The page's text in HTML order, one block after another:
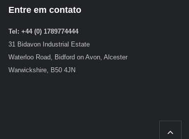
Entre em contato
Tel: +44 (0) 1789774444
31 Bidavon Industrial Estate
Waterloo Road, Bidford on Avon, Alcester
Warwickshire, B50 4JN